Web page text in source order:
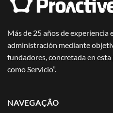
Más de 25 años de experiencia
administración mediante
fundadores, concretada en
como Servicio”.
NAVEGAÇÃO